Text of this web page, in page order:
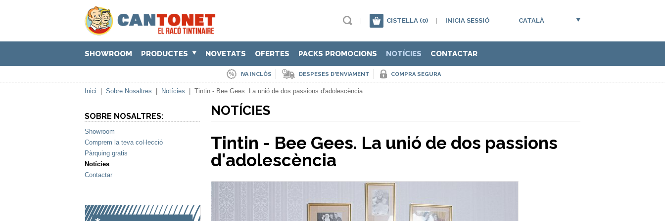
CISTELLA (0) INICIA SESSIÓ CATALÀ
SHOWROOM PRODUCTES NOVETATS OFERTES PACKS PROMOCIONS NOTÍCIES CONTACTAR
IVA INCLÒS DESPESES D'ENVIAMENT COMPRA SEGURA
Inici Sobre Nosaltres Notícies Tintin - Bee Gees. La unió de dos passions d'adolescència
SOBRE NOSALTRES:
Showroom
Comprem la teva col·lecció
Pàrquing gratis
Notícies
Contactar
NOTÍCIES
Tintin - Bee Gees. La unió de dos passions
d'adolescència